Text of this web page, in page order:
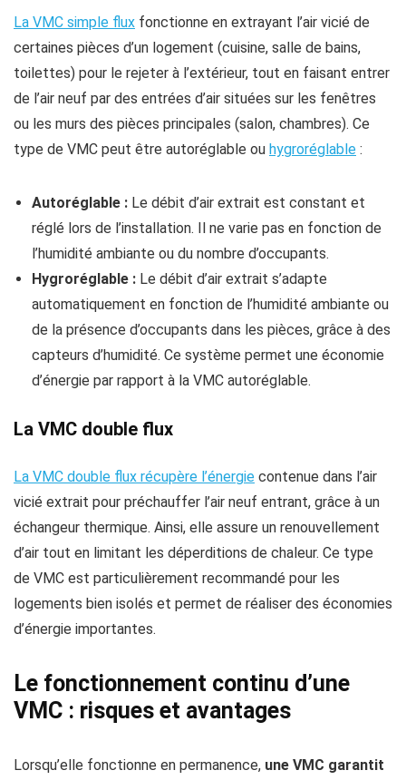
La VMC simple flux fonctionne en extrayant l’air vicié de
certaines pièces d’un logement (cuisine, salle de bains,
toilettes) pour le rejeter à l’extérieur, tout en faisant entrer
de l’air neuf par des entrées d’air situées sur les fenêtres
ou les murs des pièces principales (salon, chambres). Ce
type de VMC peut être autoréglable ou hygroréglable :
Autoréglable : Le débit d’air extrait est constant et
réglé lors de l’installation. Il ne varie pas en fonction de
l’humidité ambiante ou du nombre d’occupants.
Hygroréglable : Le débit d’air extrait s’adapte
automatiquement en fonction de l’humidité ambiante ou
de la présence d’occupants dans les pièces, grâce à des
capteurs d’humidité. Ce système permet une économie
d’énergie par rapport à la VMC autoréglable.
La VMC double flux
La VMC double flux récupère l’énergie contenue dans l’air
vicié extrait pour préchauffer l’air neuf entrant, grâce à un
échangeur thermique. Ainsi, elle assure un renouvellement
d’air tout en limitant les déperditions de chaleur. Ce type
de VMC est particulièrement recommandé pour les
logements bien isolés et permet de réaliser des économies
d’énergie importantes.
Le fonctionnement continu d’une
VMC : risques et avantages
Lorsqu’elle fonctionne en permanence, une VMC garantit